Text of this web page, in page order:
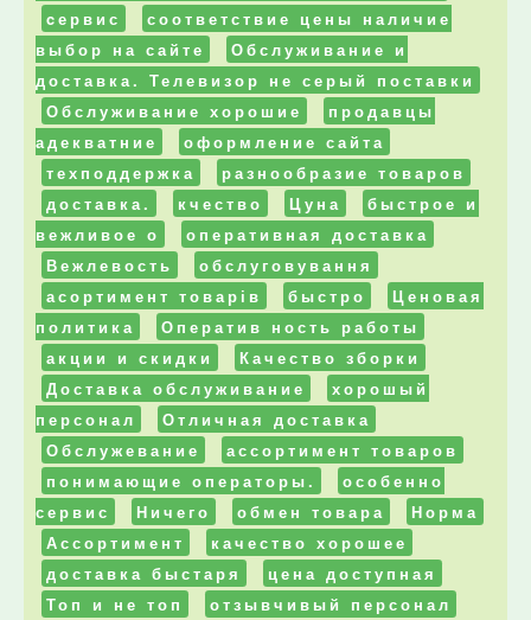
cервис
соответствие цены наличие
выбор на сайте
Обслуживание и
доставка. Телевизор не серый поставки
Обслуживание хорошие
продавцы
адекватние
оформление сайта
техподдержка
разнообразие товаров
доставка.
кчество Цуна
быстрое и
вежливое о
оперативная доставка
Вежлевость
обслуговування
асортимент товарів
быстро
Ценовая
политика
Оператив ность работы
акции и скидки
Качество зборки
Доставка обслуживание
хорошый
персонал
Отличная доставка
Обслужевание
ассортимент товаров
понимающие операторы.
особенно
сервис
Ничего обмен товара
Норма
Ассортимент
качество хорошее
доставка быстаря
цена доступная
Топ и не топ
отзывчивый персонал